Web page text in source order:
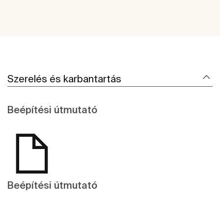
Szerelés és karbantartás
Beépítési útmutató
Beépítési útmutató